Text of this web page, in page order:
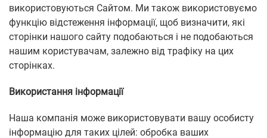
використовуються Сайтом. Ми також використовуємо
функцію відстеження інформації, щоб визначити, які
сторінки нашого сайту подобаються і не подобаються
нашим користувачам, залежно від трафіку на цих
сторінках.
Використання інформації
Наша компанія може використовувати вашу особисту
інформацію для таких цілей: обробка ваших